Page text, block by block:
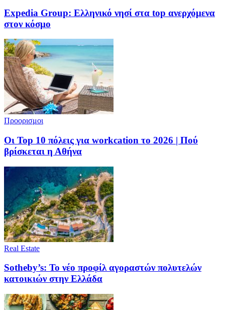
Expedia Group: Ελληνικό νησί στα top ανερχόμενα
στον κόσμο
Προορισμοι
Οι Top 10 πόλεις για workcation το 2026 | Πού
βρίσκεται η Αθήνα
Real Estate
Sotheby’s: Το νέο προφίλ αγοραστών πολυτελών
κατοικιών στην Ελλάδα